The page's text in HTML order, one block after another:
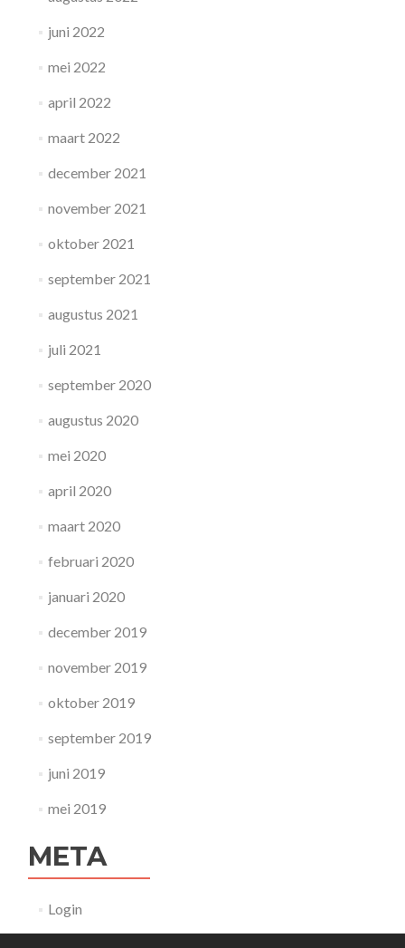
juni 2022
mei 2022
april 2022
maart 2022
december 2021
november 2021
oktober 2021
september 2021
augustus 2021
juli 2021
september 2020
augustus 2020
mei 2020
april 2020
maart 2020
februari 2020
januari 2020
december 2019
november 2019
oktober 2019
september 2019
juni 2019
mei 2019
META
Login